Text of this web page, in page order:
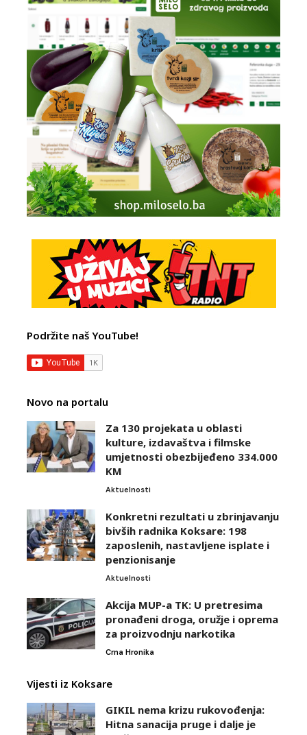
Podržite naš YouTube!
Novo na portalu
Za 130 projekata u oblasti
kulture, izdavaštva i filmske
umjetnosti obezbijeđeno 334.000
KM
Aktuelnosti
Konkretni rezultati u zbrinjavanju
bivših radnika Koksare: 198
zaposlenih, nastavljene isplate i
penzionisanje
Aktuelnosti
Akcija MUP-a TK: U pretresima
pronađeni droga, oružje i oprema
za proizvodnju narkotika
Crna Hronika
Vijesti iz Koksare
GIKIL nema krizu rukovođenja:
Hitna sanacija pruge i dalje je